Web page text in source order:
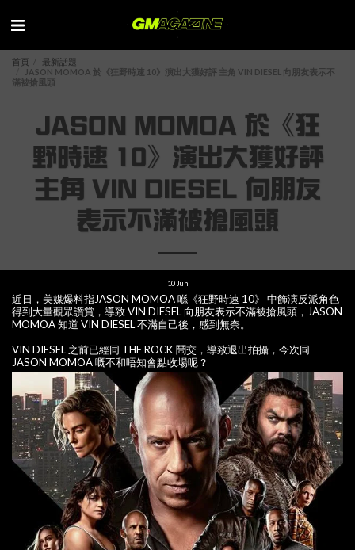
首頁
最新話題
JASON MOMOA 於《狂野時速 10》演出大獲好評 主角 VIN DIESEL 向朋友表示不
滿被搶風頭
JASON MOMOA 於《狂
野時速 10》演出大獲好評
主角 VIN DIESEL 向朋友
表示不滿被搶風頭
10 Jun
近日，美媒爆料指JASON MOMOA 喺《狂野時速 10》 中飾演反派角色
得到大量觀眾讚賞，導致 VIN DIESEL 向朋友表示不滿被搶風頭，JASON
MOMOA 知道 VIN DIESEL 不滿自己後，感到無奈。
VIN DIESEL 之前已經同 THE ROCK 鬧交，導致退出拍攝，今次同
JASON MOMOA 嘅不和唔知會點收場呢？